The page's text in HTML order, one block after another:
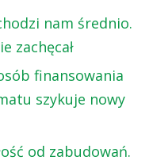
nam średnio.
zachęcał
finansowania
szykuje nowy
od zabudowań.